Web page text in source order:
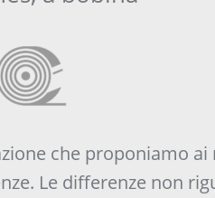
che proponiamo
Le differenze non